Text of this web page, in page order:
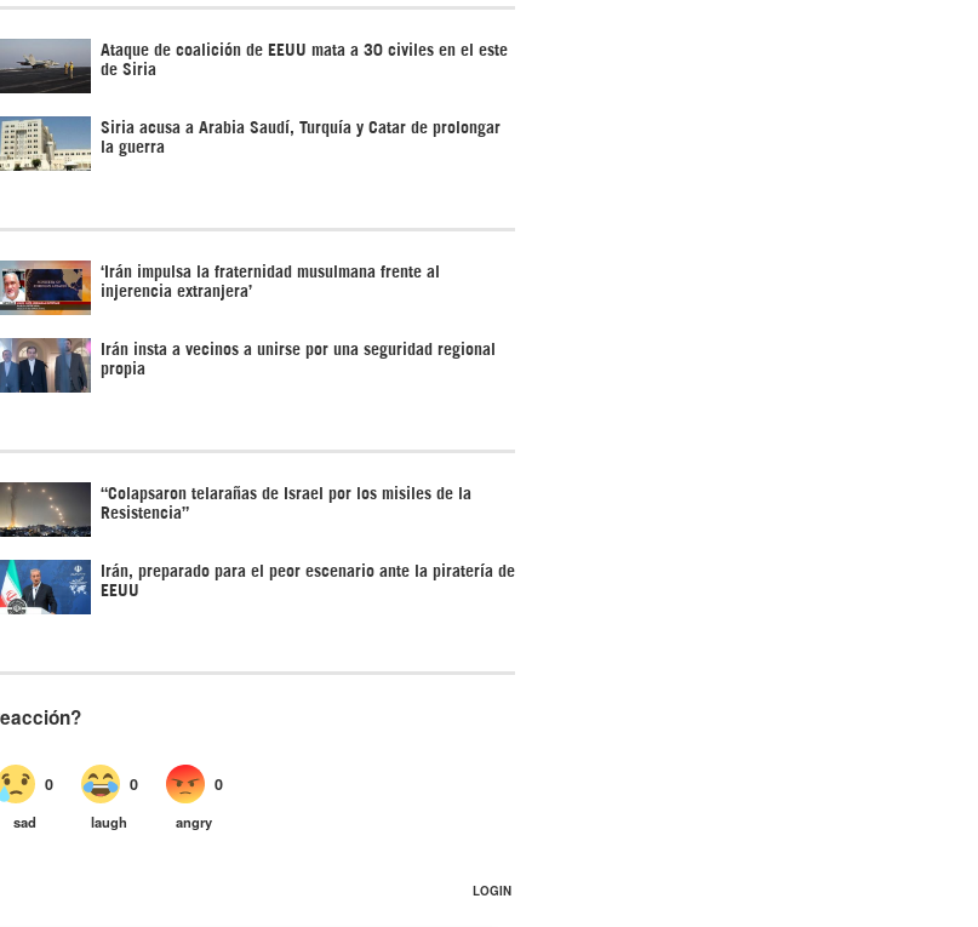
Ataque de coalición de EEUU mata a 30 civiles en el este
de Siria
Siria acusa a Arabia Saudí, Turquía y Catar de prolongar
la guerra
‘Irán impulsa la fraternidad musulmana frente al
injerencia extranjera’
Irán insta a vecinos a unirse por una seguridad regional
propia
“Colapsaron telarañas de Israel por los misiles de la
Resistencia”
Irán, preparado para el peor escenario ante la piratería de
EEUU